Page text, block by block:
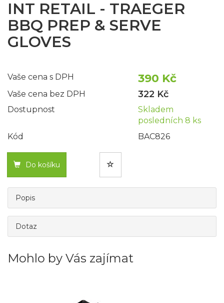
INT RETAIL - TRAEGER
BBQ PREP & SERVE
GLOVES
Vaše cena s DPH 390 Kč
Vaše cena bez DPH 322 Kč
Dostupnost
Skladem
posledních 8 ks
Kód
BAC826
Do košíku
Popis
Dotaz
Mohlo by Vás zajímat